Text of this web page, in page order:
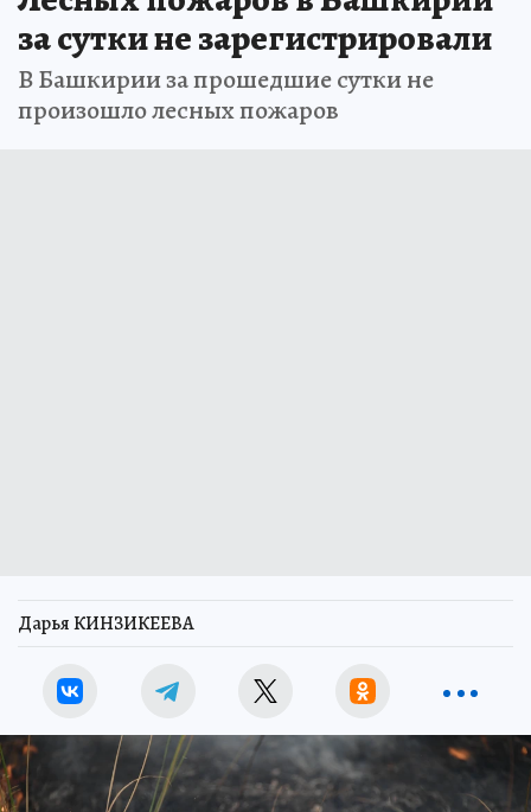
за сутки не зарегистрировали
В Башкирии за прошедшие сутки не
произошло лесных пожаров
Дарья КИНЗИКЕЕВА